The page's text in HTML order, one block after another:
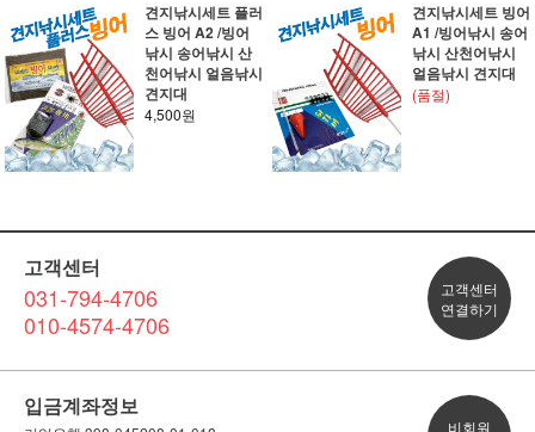
견지낚시세트 플러
스 빙어 A2 /빙어
낚시 송어낚시 산
천어낚시 얼음낚시
견지대
4,500원
견지낚시세트 빙어
A1 /빙어낚시 송어
낚시 산천어낚시
얼음낚시 견지대
(품절)
고객센터
031-794-4706
010-4574-4706
고객센터
연결하기
입금계좌정보
비회원